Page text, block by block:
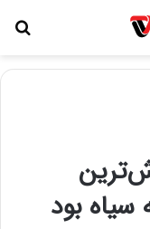
سیاه بود